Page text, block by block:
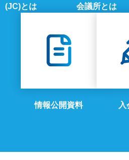
(JC)とは
会議所とは
情報公開資料